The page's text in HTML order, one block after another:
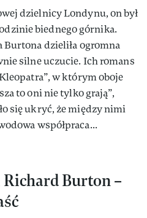
dzielnicy Londynu, on był
biednego górnika.
dzieliła ogromna
silne uczucie. Ich romans
w którym oboje
to oni nie tylko grają”,
się ukryć, że między nimi
współpraca...
Burton –